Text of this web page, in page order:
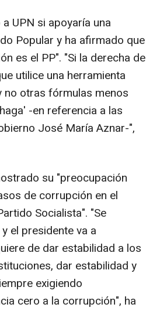
UPN si apoyaría una
Popular y ha afirmado que
es el PP". "Si la derecha de
utilice una herramienta
no otras fórmulas menos
-en referencia a las
José María Aznar-",
su "preocupación
de corrupción en el
Socialista". "Se
el presidente va a
de dar estabilidad a los
dar estabilidad y
exigiendo
cero a la corrupción", ha